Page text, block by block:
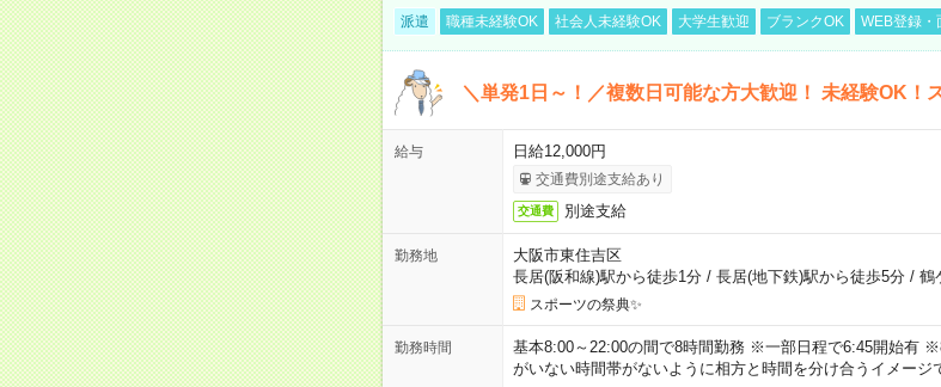
派遣 職種未経験OK 社会人未経験OK 大学生歓迎 ブランクOK WEB登録・
＼単発1日～！／複数日可能な方大歓迎！ 未経験OK！
給与 日給12,000円
交通費別途支給あり
交通費 別途支給
勤務地
大阪市東住吉区
長居(阪和線)駅から徒歩1分/ 長居(地下鉄)駅から徒歩5分/ 鶴
スポーツの祭典✨
勤務時間
基本8:00～22:00の間で8時間勤務 ※一部日程で6:45開始有
がいない時間帯がないように相方と時間を分け合うイメージ